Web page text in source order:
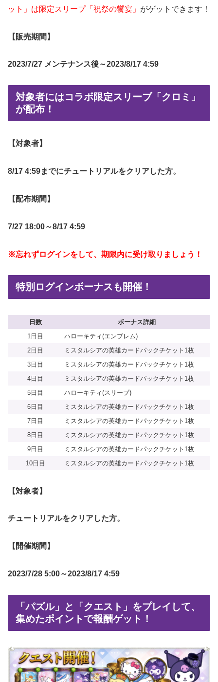
ット」は限定スリープ「祝祭の饗宴」 がゲットできます！
【販売期間】
2023/7/27 メンテナンス後～2023/8/17 4:59
対象者にはコラボ限定スリーブ「クロミ」
が配布！
【対象者】
8/17 4:59までにチュートリアルをクリアした方。
【配布期間】
7/27 18:00～8/17 4:59
※忘れずログインをして、期限内に受け取りましょう！
特別ログインボーナスも開催！
日数
ボーナス詳細
1日目
ハローキティ(エンブレム)
2日目
ミスタルシアの英雄カードパックチケット1枚
3日目
ミスタルシアの英雄カードパックチケット1枚
4日目
ミスタルシアの英雄カードパックチケット1枚
5日目
ハローキティ(スリーブ)
6日目
ミスタルシアの英雄カードパックチケット1枚
7日目
ミスタルシアの英雄カードパックチケット1枚
8日目
ミスタルシアの英雄カードパックチケット1枚
9日目
ミスタルシアの英雄カードパックチケット1枚
10日目
ミスタルシアの英雄カードパックチケット1枚
【対象者】
チュートリアルをクリアした方。
【開催期間】
2023/7/28 5:00～2023/8/17 4:59
「パズル」と「クエスト」をプレイして、
集めたポイントで報酬ゲット！